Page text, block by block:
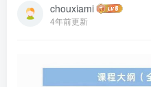
chouxiami
4年前更新